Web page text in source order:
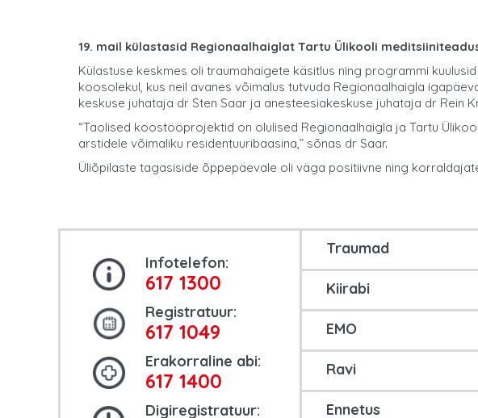
19. mail külastasid Regionaalhaiglat Tartu Ülikooli
Külastuse keskmes oli traumahaigete käsitlus ning programmi
koosolekul, kus neil avanes võimalus tutvuda Regionaalhaigla
keskuse juhataja dr Sten Saar ja anesteesiakeskuse juhataja dr Rein
“Taolised koostööprojektid on olulised Regionaalhaigla ja Tartu
arstidele võimaliku residentuuribaasina,” sõnas dr Saar.
Üliõpilaste tagasiside õppepäevale oli väga positiivne ning
Infotelefon:
617 1300
Registratuur:
617 1049
Erakorraline abi:
617 1400
Digiregistratuur:
Traumad
Kiirabi
EMO
Ravi
Ennetus